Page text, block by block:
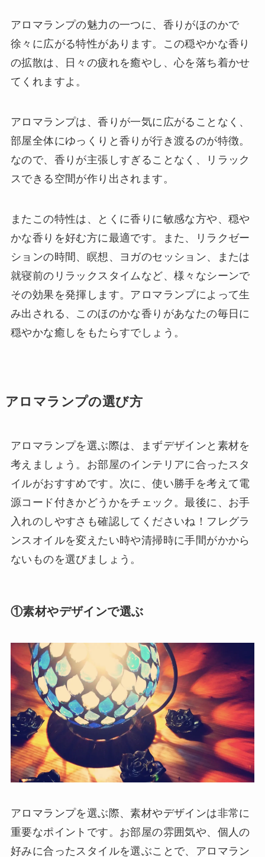
アロマランプの魅力の一つに、香りがほのかで
徐々に広がる特性があります。この穏やかな香り
の拡散は、日々の疲れを癒やし、心を落ち着かせ
てくれますよ。
アロマランプは、香りが一気に広がることなく、
部屋全体にゆっくりと香りが行き渡るのが特徴。
なので、香りが主張しすぎることなく、リラック
スできる空間が作り出されます。
またこの特性は、とくに香りに敏感な方や、穏や
かな香りを好む方に最適です。また、リラクゼー
ションの時間、瞑想、ヨガのセッション、または
就寝前のリラックスタイムなど、様々なシーンで
その効果を発揮します。アロマランプによって生
み出される、このほのかな香りがあなたの毎日に
穏やかな癒しをもたらすでしょう。
アロマランプの選び方
アロマランプを選ぶ際は、まずデザインと素材を
考えましょう。お部屋のインテリアに合ったスタ
イルがおすすめです。次に、使い勝手を考えて電
源コード付きかどうかをチェック。最後に、お手
入れのしやすさも確認してくださいね！フレグラ
ンスオイルを変えたい時や清掃時に手間がかから
ないものを選びましょう。
①素材やデザインで選ぶ
アロマランプを選ぶ際、素材やデザインは非常に
重要なポイントです。お部屋の雰囲気や、個人の
好みに合ったスタイルを選ぶことで、アロマラン